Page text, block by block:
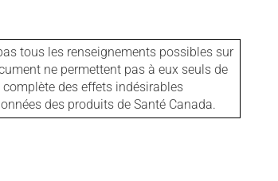
tous les renseignements possibles sur
ne permettent pas à eux seuls de
des effets indésirables
des produits de Santé Canada.